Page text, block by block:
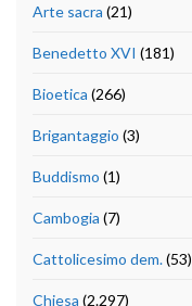
Arte sacra (21)
Benedetto XVI (181)
Bioetica (266)
Brigantaggio (3)
Buddismo (1)
Cambogia (7)
Cattolicesimo dem.(53)
Chiesa (2.297)